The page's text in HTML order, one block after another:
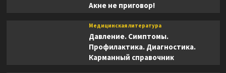
Акне не приговор!
Медицинская литература
Давление. Симптомы.
Профилактика. Диагностика.
Карманный справочник